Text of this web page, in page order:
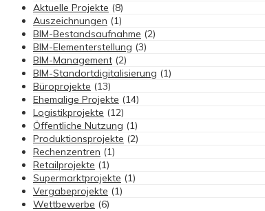
Aktuelle Projekte (8)
Auszeichnungen (1)
BIM-Bestandsaufnahme (2)
BIM-Elementerstellung (3)
BIM-Management (2)
BIM-Standortdigitalisierung (1)
Büroprojekte (13)
Ehemalige Projekte (14)
Logistikprojekte (12)
Öffentliche Nutzung (1)
Produktionsprojekte (2)
Rechenzentren (1)
Retailprojekte (1)
Supermarktprojekte (1)
Vergabeprojekte (1)
Wettbewerbe (6)